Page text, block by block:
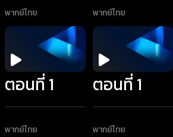
พากย์ไทย พากย์ไทย
ตอนที่ 1
พากย์ไทย
ตอนที่ 1
พากย์ไทย